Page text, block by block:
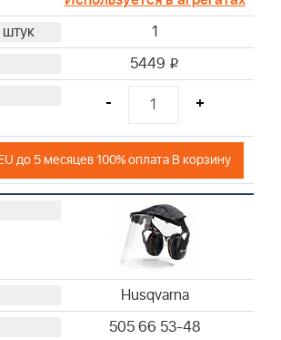
Briggs & Stratton
1
5449 i
- +
до 5 месяцев 100% оплата В корзину
Husqvarna
505 66 53-48